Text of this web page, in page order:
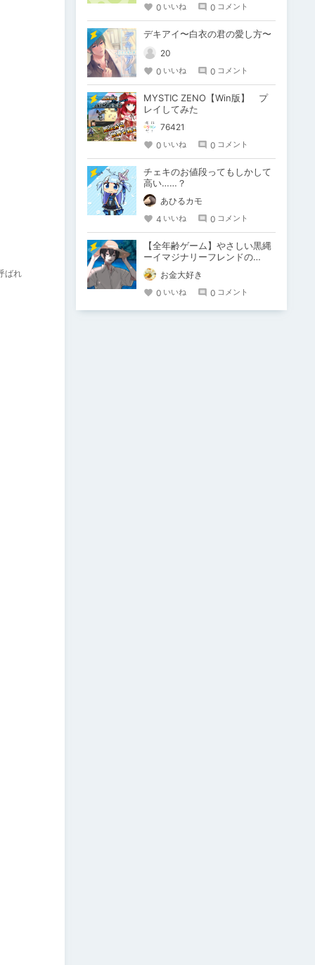
ばれ
0 いいね 0 コメント
デキアイ〜白衣の君の愛し方〜
20
0 いいね 0 コメント
MYSTIC ZENO【Win版】 プ
レイしてみた
76421
0 いいね 0 コメント
チェキのお値段ってもしかして
高い……？
あひるカモ
4 いいね 0 コメント
【全年齢ゲーム】やさしい黒縄
ーイマジナリーフレンドの
「彼」と過ごすおぼんやすみー
お金大好き
0 いいね 0 コメント